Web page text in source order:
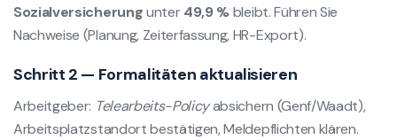
Sozialversicherungunter49,9 % bleibt. Führen Sie
Nachweise (Planung, Zeiterfassung, HR-Export).
Schritt 2 — Formalitäten aktualisieren
Arbeitgeber: Telearbeits-Policyabsichern (Genf/Waadt),
Arbeitsplatzstandort bestätigen, Meldepflichten klären.